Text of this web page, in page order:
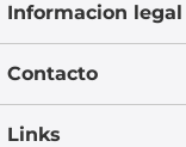
Informacion legal
Contacto
Links